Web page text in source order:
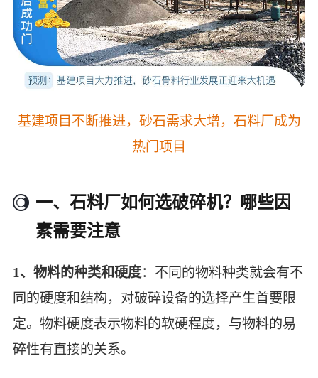
基建项目不断推进，砂石需求大增，石料厂成为
热门项目
一、石料厂如何选破碎机？哪些因
素需要注意
1、物料的种类和硬度：不同的物料种类就会有不
同的硬度和结构，对破碎设备的选择产生首要限
定。物料硬度表示物料的软硬程度，与物料的易
碎性有直接的关系。